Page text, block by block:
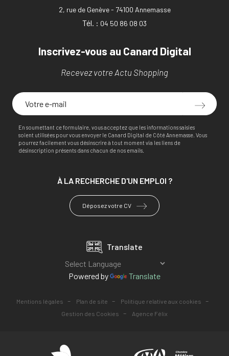
2, rue de Genève - 74100 Annemasse
Tél. : 04 50 86 08 03
Inscrivez-vous au Canard Digital
Recevez votre Actu Shopping
En soumettant ce formulaire, vous acceptez que les informations saisies
soient utilisées pour vous envoyer le Canard Digital de Côté Annemasse. Vous
pourrez facilement vous désinscrire à tout moment via les liens de
désinscription présents dans chacun de nos emails.
À LA RECHERCHE D'UN EMPLOI ?
Déposez votre CV
Translate
Powered by Translate
Mentions légales - Plan de site - Politique relative aux cookies -
Gestion des Cookies - Agence Félix